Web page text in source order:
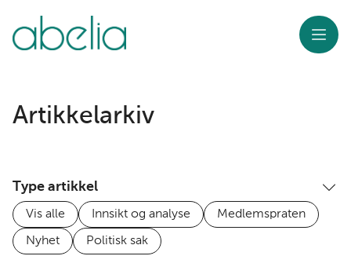
Meny
Artikkelarkiv
Type artikkel
Vis alle Innsikt og analyse Medlemspraten
Nyhet Politisk sak